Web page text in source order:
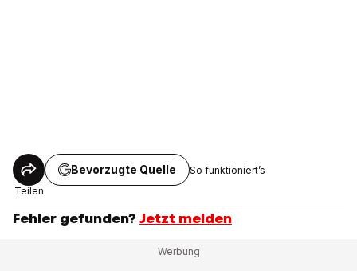
Teilen
Bevorzugte Quelle So funktioniert’s
Fehler gefunden? Jetzt melden